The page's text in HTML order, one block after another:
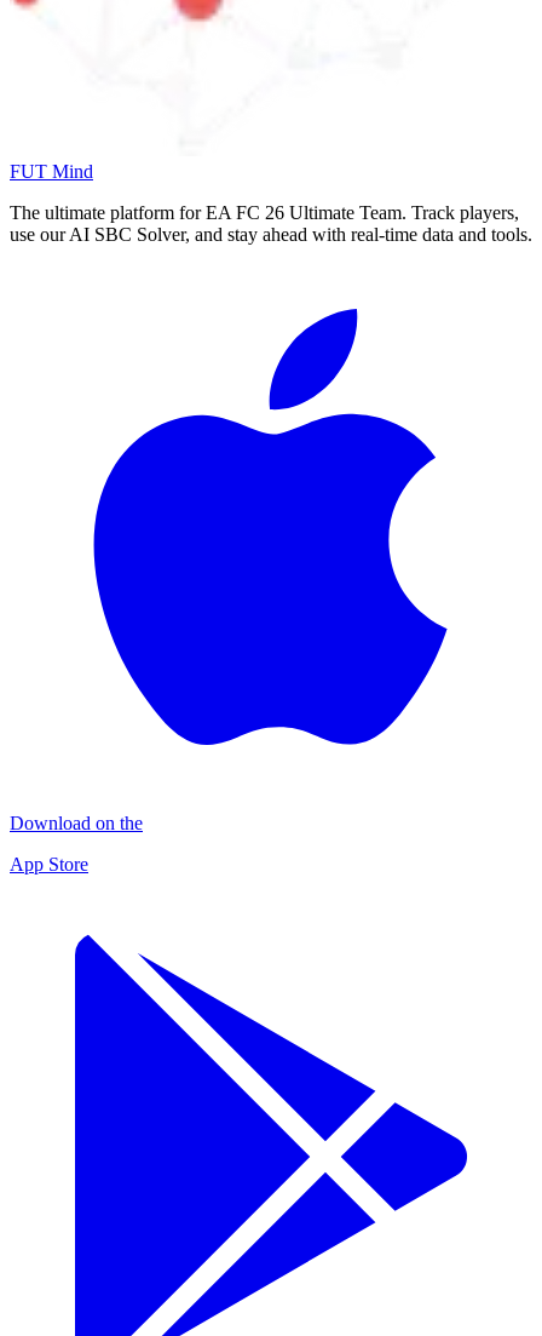
FUT Mind
The ultimate platform for EA FC 26 Ultimate Team. Track players,
use our AI SBC Solver, and stay ahead with real-time data and tools.
Download on the
App Store